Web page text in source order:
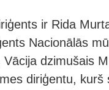
ir Rida
Nacionālās
dzimušais
diriģentu,